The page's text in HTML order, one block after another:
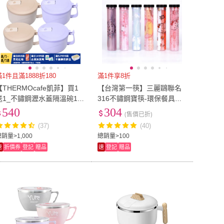
1件且滿1888折180
THERMOcafe凱菲】買1
1_不鏽鋼瀝水蓋隔溫碗12
HFBOWL)
銷量>1,000
540
(37)
折價券 登記 贈品
滿1件享8折
【台灣第一筷】三麗鷗聯名
316不鏽鋼寶筷-環保餐具組
(筷子/環保筷/食品級/四方筷/
洗碗機OK)
總銷量>100
304 (售價已折)
(40)
速 登記 贈品